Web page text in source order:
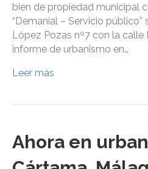
bien de propiedad municipal
“Demanial – Servicio
López Pozas nº7 con la calle
informe de urbanismo en…
Leer más
Ahora en